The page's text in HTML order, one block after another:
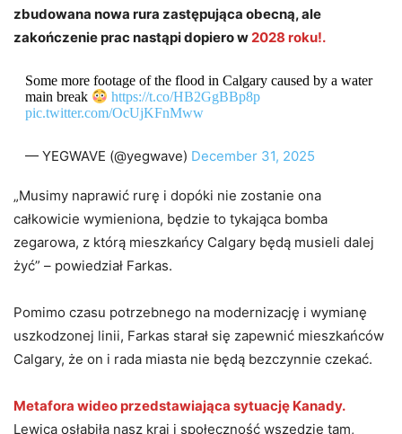
zbudowana nowa rura zastępująca obecną, ale
zakończenie prac nastąpi dopiero w 2028 roku!.
Some more footage of the flood in Calgary caused by a water
main break
https://t.co/HB2GgBBp8p
pic.twitter.com/OcUjKFnMww
— YEGWAVE (@yegwave) December 31, 2025
„Musimy naprawić rurę i dopóki nie zostanie ona
całkowicie wymieniona, będzie to tykająca bomba
zegarowa, z którą mieszkańcy Calgary będą musieli dalej
żyć” – powiedział Farkas.
Pomimo czasu potrzebnego na modernizację i wymianę
uszkodzonej linii, Farkas starał się zapewnić mieszkańców
Calgary, że on i rada miasta nie będą bezczynnie czekać.
Metafora wideo przedstawiająca sytuację Kanady.
Lewica osłabiła nasz kraj i społeczność wszędzie tam,